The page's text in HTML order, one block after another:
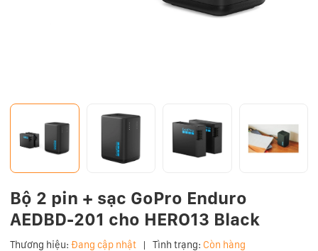
Bộ 2 pin + sạc GoPro Enduro
AEDBD-201 cho HERO13 Black
Thương hiệu: Đang cập nhật | Tình trạng: Còn hàng